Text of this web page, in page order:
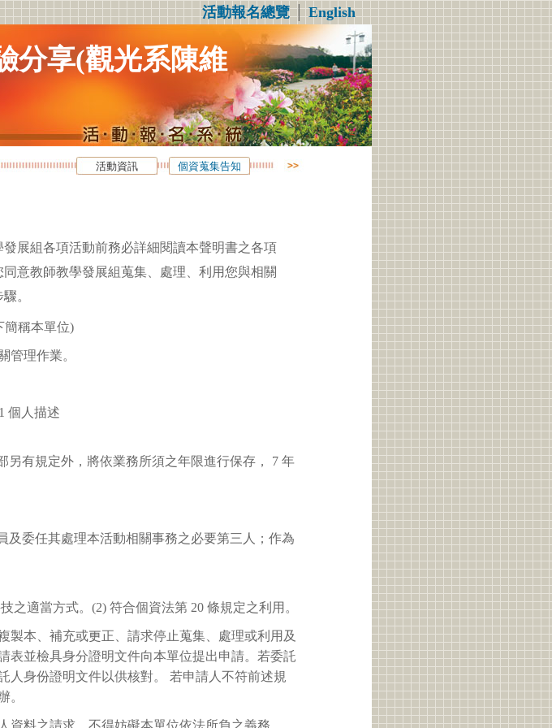
活動報名總覽│English
分享(觀光系陳維
活動資訊 個資蒐集告知
展組各項活動前務必詳細閱讀本聲明書之各項
意教師教學發展組蒐集、處理、利用您與相關
。
簡稱本單位)
管理作業。
個人描述
另有規定外，將依業務所須之年限進行保存， 7 年
及委任其處理本活動相關事務之必要第三人；作為
之適當方式。(2) 符合個資法第 20 條規定之利用。
製本、補充或更正、請求停止蒐集、處理或利用及
表並檢具身分證明文件向本單位提出申請。若委託
人身份證明文件以供核對。 若申請人不符前述規
。
料之請求，不得妨礙本單位依法所負之義務。